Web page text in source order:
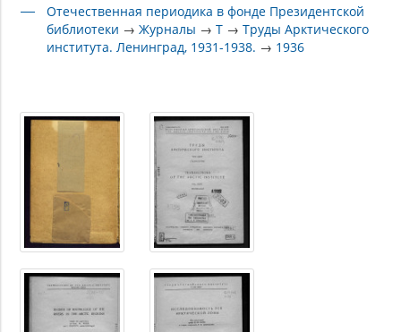
Отечественная периодика в фонде Президентской
библиотеки →Журналы →Т →Труды Арктического
института. Ленинград, 1931-1938. → 1936